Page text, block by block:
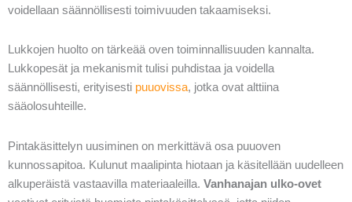
voidellaan säännöllisesti toimivuuden takaamiseksi.
Lukkojen huolto on tärkeää oven toiminnallisuuden kannalta.
Lukkopesät ja mekanismit tulisi puhdistaa ja voidella
säännöllisesti, erityisesti puuovissa, jotka ovat alttiina
sääolosuhteille.
Pintakäsittelyn uusiminen on merkittävä osa puuoven
kunnossapitoa. Kulunut maalipinta hiotaan ja käsitellään uudelleen
alkuperäistä vastaavilla materiaaleilla. Vanhanajan ulko-ovet